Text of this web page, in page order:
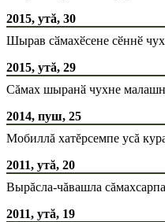
2015, утă, 30
Шырав сӑмахӗсене сӗннӗ
2015, утă, 29
Сăмах шыранӑ чухне
2014, пуш, 25
Мобиллă хатĕрсемпе усă
2011, утă, 20
Вырăсла-чăвашла
2011, утă, 19